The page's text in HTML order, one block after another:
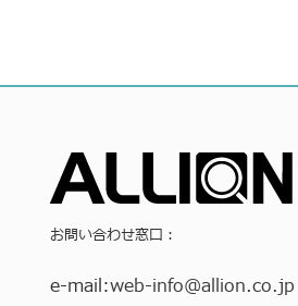
お問い合わせ窓口：
e-mail:web-info@allion.co.jp